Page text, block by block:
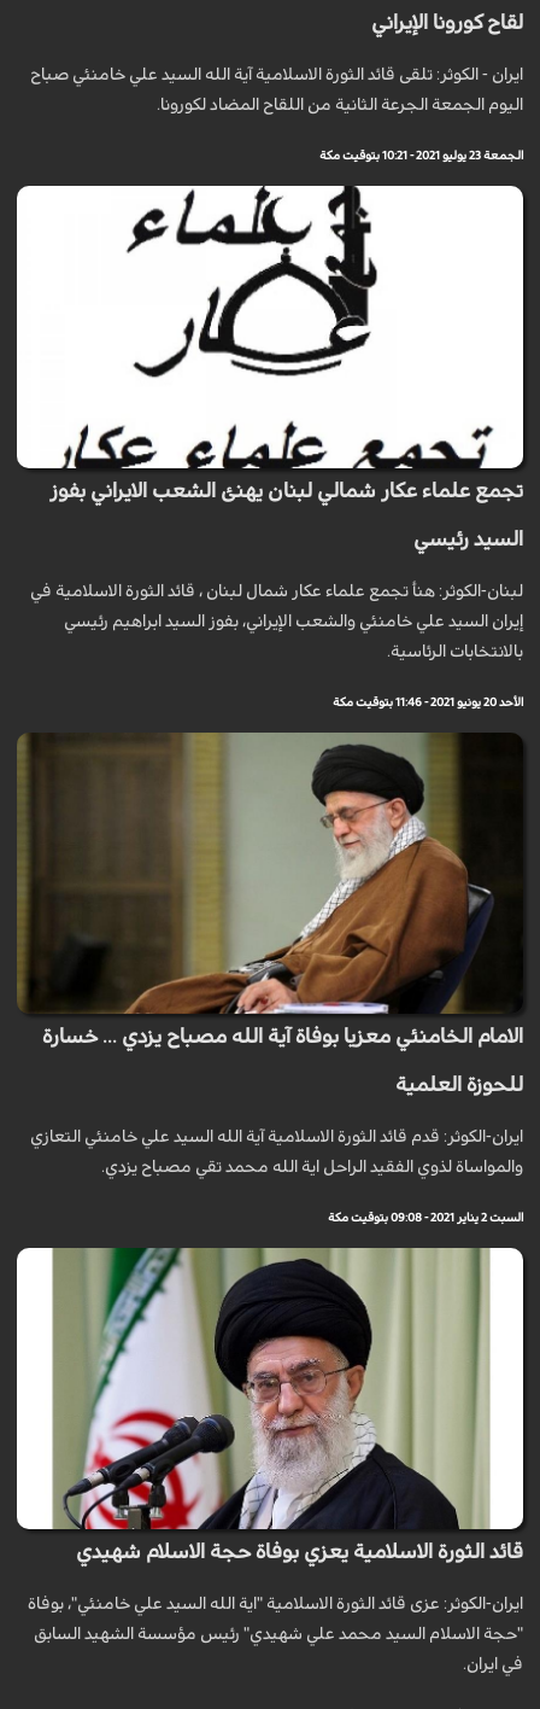
لقاح كورونا الإيراني
ايران - الكوثر: تلقى قائد الثورة الاسلامية آية الله السيد علي خامنئي صباح
اليوم الجمعة الجرعة الثانية من اللقاح المضاد لكورونا.
الجمعة 23 يوليو 2021 - 10:21 بتوقيت مكة
تجمع علماء عكار شمالي لبنان يهنئ الشعب الايراني بفوز
السيد رئيسي
لبنان-الكوثر: هنأ تجمع علماء عكار شمال لبنان ، قائد الثورة الاسلامية في
إيران السيد علي خامنئي والشعب الإيراني، بفوز السيد ابراهيم رئيسي
بالانتخابات الرئاسية.
الأحد 20 يونيو 2021 - 11:46 بتوقيت مكة
الامام الخامنئي معزيا بوفاة آية الله مصباح يزدي ... خسارة
للحوزة العلمية
ايران-الكوثر: قدم قائد الثورة الاسلامية آية الله السيد علي خامنئي التعازي
والمواساة لذوي الفقيد الراحل اية الله محمد تقي مصباح يزدي.
السبت 2 يناير 2021 - 09:08 بتوقيت مكة
قائد الثورة الاسلامية يعزي بوفاة حجة الاسلام شهيدي
ايران-الكوثر: عزى قائد الثورة الاسلامية "اية الله السيد علي خامنئي"، بوفاة
"حجة الاسلام السيد محمد علي شهيدي" رئيس مؤسسة الشهيد السابق
في ايران.